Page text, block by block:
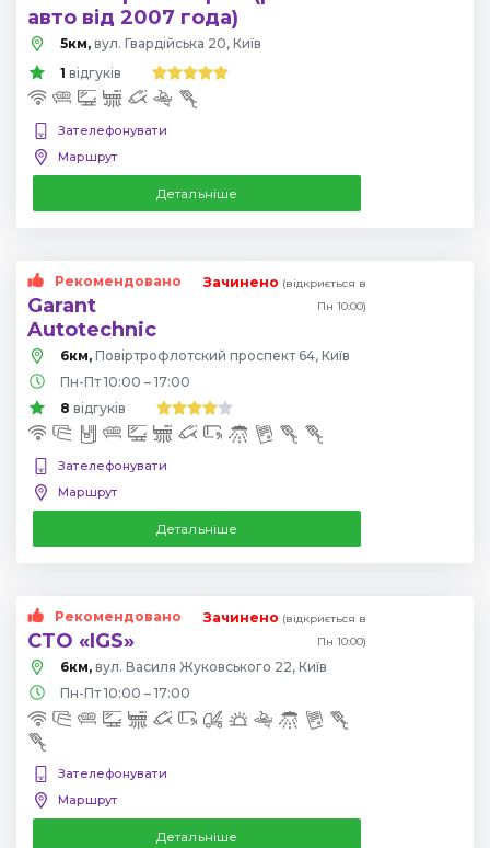
авто від 2007 года)
5км, вул. Гвардійська 20, Київ
1 відгуків
Зателефонувати
Маршрут
Детальніше
Рекомендовано
Garant
Autotechnic
Зачинено (відкриється в
Пн 10:00)
6км,
Повіртрофлотский проспект 64, Київ
Пн-Пт 10:00 – 17:00
8 відгуків
Зателефонувати
Маршрут
Детальніше
Рекомендовано
СТО «IGS»
Зачинено (відкриється в
Пн 10:00)
6км, вул. Василя Жуковського 22, Київ
Пн-Пт 10:00 – 17:00
Зателефонувати
Маршрут
Детальніше